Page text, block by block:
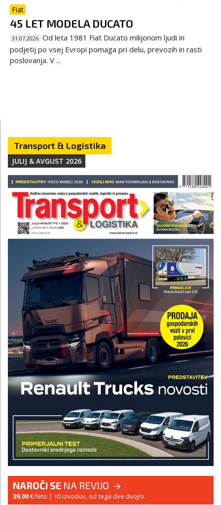
Fiat
45 LET MODELA DUCATO
31.07.2026 Od leta 1981 Fiat Ducato milijonom ljudi in
podjetij po vsej Evropi pomaga pri delu, prevozih in rasti
poslovanja. V ...
Transport & Logistika
JULIJ & AVGUST 2026
NAROČI SE NA REVIJO
39,00€/leto | 10 izvodov, od tega dve dvojni.